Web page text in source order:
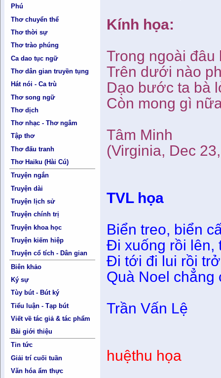
Phú
Thơ chuyển thể
Thơ thời sự
Thơ trào phúng
Ca dao tục ngữ
Thơ dân gian truyền tụng
Hát nói - Ca trù
Thơ song ngữ
Thơ dịch
Thơ nhạc - Thơ ngâm
Tập thơ
Thơ đấu tranh
Thơ Haiku (Hài Cú)
Truyện ngắn
Truyện dài
Truyện lịch sử
Truyện chính trị
Truyện khoa học
Truyện kiếm hiệp
Truyện cổ tích - Dân gian
Biên khảo
Ký sự
Tùy bút - Bút ký
Tiểu luận - Tạp bút
Viết về tác giả & tác phẩm
Bài giới thiệu
Tin tức
Giải trí cuối tuần
Văn hóa ẩm thực
Kính họa:
Trong ngoài đâu
Trên dưới nào
Dạo bước ta bà
Còn mong gì
Tâm Minh
(Virginia, Dec
TVL họa
Biển treo, biển
Đi xuống rồi lên,
Đi tới đi lui rồi
Quà Noel chẳng
Trần Vấn Lệ
huệthu họa